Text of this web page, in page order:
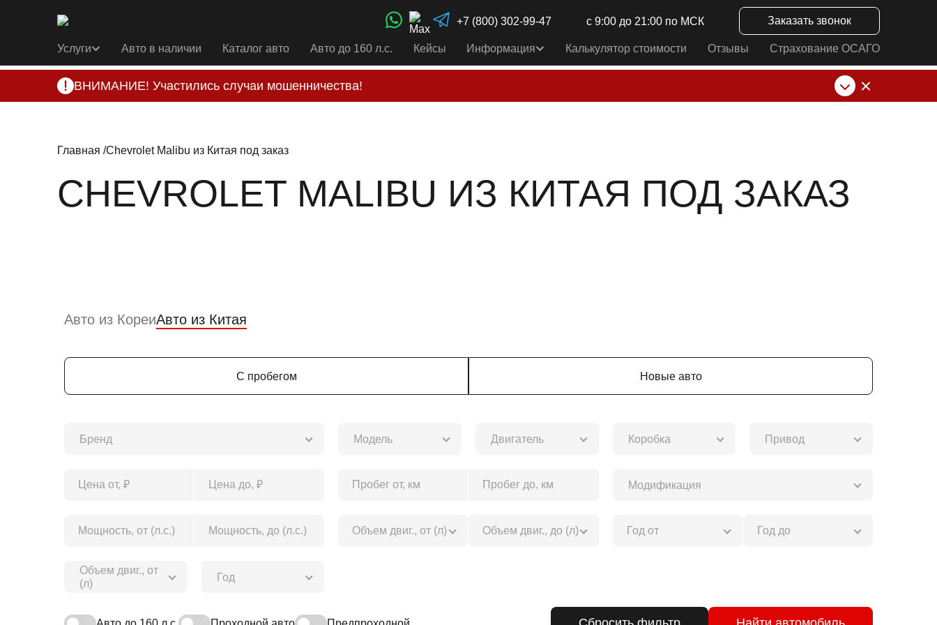
+7 (800) 302-99-47 с 9:00 до 21:00 по МСК Заказать звонок
Услуги Авто в наличии Каталог авто Авто до 160 л.с. Кейсы Информация Калькулятор стоимости Отзывы Страхование ОСАГО
ВНИМАНИЕ! Участились случаи мошенничества!
Главная Chevrolet Malibu из Китая под заказ
CHEVROLET MALIBU ИЗ КИТАЯ ПОД ЗАКАЗ
Авто из КореиАвто из Китая
С пробегом Новые авто
Бренд Модель Двигатель Коробка Привод
Модификация
Объем двиг., от
(л)
Год